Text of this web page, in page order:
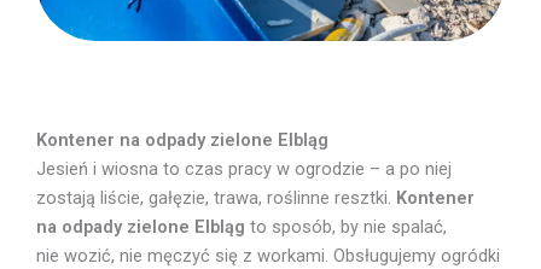
Kontener na odpady zielone Elbląg
Jesień i wiosna to czas pracy w ogrodzie – a po niej
zostają liście, gałęzie, trawa, roślinne resztki. Kontener
na odpady zielone Elbląg to sposób, by nie spalać,
nie wozić, nie męczyć się z workami. Obsługujemy ogródki